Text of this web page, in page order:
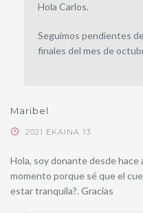
Hola Carlos.
Seguimos pendientes
finales del mes de
Maribel
2021 EKAINA 13
Hola, soy donante desde hace
momento porque sé que el
estar tranquila?. Gracias